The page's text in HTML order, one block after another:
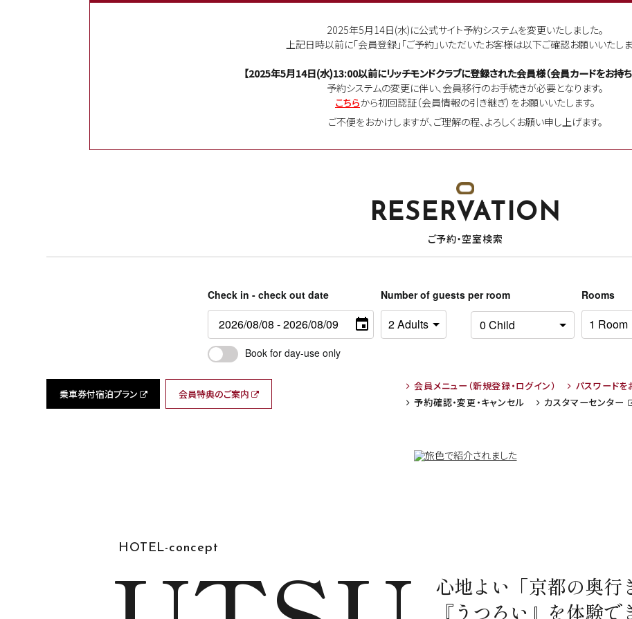
2025年5月14日(水)に公式サイト予約システムを変更いたしました。
上記日時以前に「会員登録」「ご予約」いただいたお客様は以下ご確認お願いいたしま
【2025年5月14日(水)13:00以前にリッチモンドクラブに登録された会員様（会員カードをお持ち
予約システムの変更に伴い、会員移行のお手続きが必要となります。
こちらから初回認証（会員情報の引き継ぎ）をお願いいたします。
ご不便をおかけしますが、ご理解の程、よろしくお願い申し上げます。
RESERVATION
ご予約・空室検索
Check in - check out date Number of guests per room Rooms
Book for day-use only
乗車券付宿泊プラン 会員特典のご案内
会員メニュー （新規登録・ログイン）
パスワード
予約確認・変更・キャンセル カスタマーセンター
HOTEL-concept
心地よい「京都の奥行
『うつろい』を体験で